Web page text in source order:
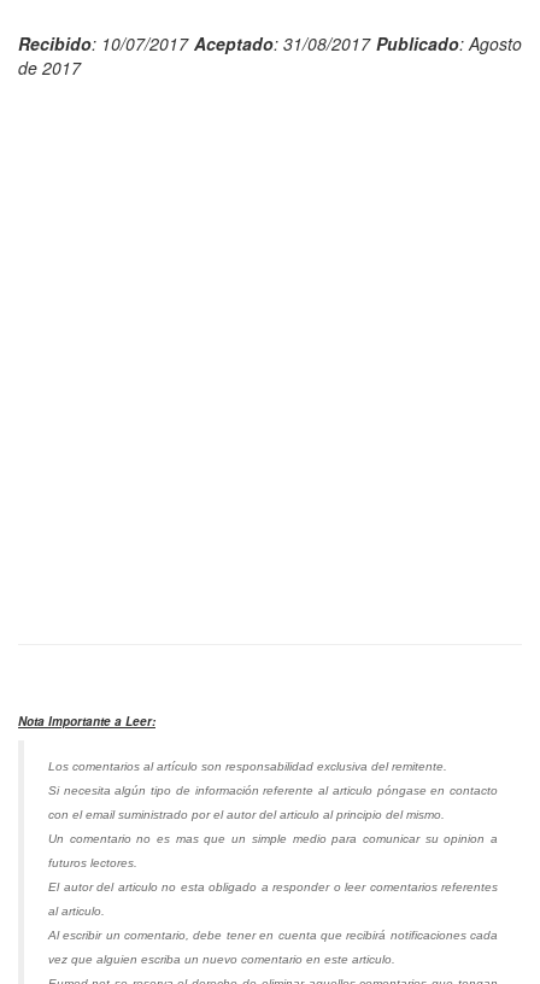
Recibido: 10/07/2017 Aceptado: 31/08/2017 Publicado: Agosto
de 2017
Nota Importante a Leer:
Los comentarios al artículo son responsabilidad exclusiva del remitente.
Si necesita algún tipo de información referente al articulo póngase en contacto
con el email suministrado por el autor del articulo al principio del mismo.
Un comentario no es mas que un simple medio para comunicar su opinion a
futuros lectores.
El autor del articulo no esta obligado a responder o leer comentarios referentes
al articulo.
Al escribir un comentario, debe tener en cuenta que recibirá notificaciones cada
vez que alguien escriba un nuevo comentario en este articulo.